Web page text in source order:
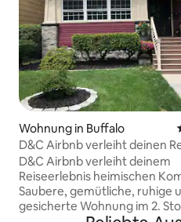
Wohnung in Buffalo
D&C Airbnb verleiht deinen
heimischen Komfort.
D&C Airbnb verleiht deinem
Reiseerlebnis heimischen
Saubere, gemütliche, ruhige
gesicherte Wohnung im 2.